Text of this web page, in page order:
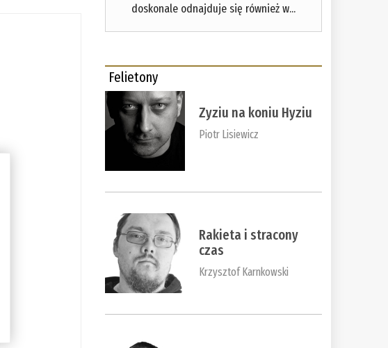
doskonale odnajduje się również w...
Felietony
Zyziu na koniu Hyziu
Piotr Lisiewicz
Rakieta i stracony
czas
Krzysztof Karnkowski